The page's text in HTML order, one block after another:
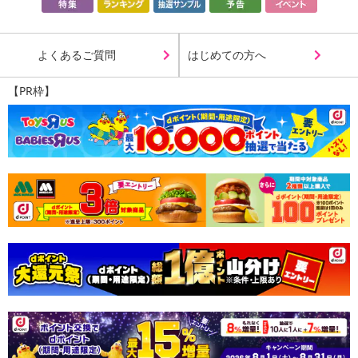
・使用期限：製造日より2年
#02 ピーチダイヤモンド
水、ポリブチレンテレフタレート、PG、アクリレーツコポリマ
ー、PET、（エチレン／VA）コポリマー、ホウケイ酸（Ca／チタ
ン）、グリセリン、1，2−ヘキサンジオール、ホウケイ酸（Ca／A
l）、（アクリレーツ／アクリル酸アルキル（C10－30））クロスポ
リマー、ヒドロキシアセトフェノン、シリカ、水酸化Na、メチルプ
ロパンジオール、ポリエーテル－1、プロパンジオール、合成フルオ
ロフロゴパイト、EDTA－2Na、BG、酸化スズ、ビオチン、ペンチ
レングリコール、トロメタミン、アセチルグルコサミン、ヒアルロ
ン酸Na、クエン酸、フナバラソウエキス、タチアオイ花エキス、エ
チルヘキシルグリセリン、ヒアルロン酸クロスポリマーNa、トコフ
ェロール、カプリリルグリコール、酸化チタン、赤酸化鉄
水、ポリブチレンテレフタレート、ホウケイ酸（Ca／チタン）、
PG、PET、グリセリン、アクリレーツコポリマー、1，2−ヘキサン
よくあるご質問 はじめての方へ
【PR枠】